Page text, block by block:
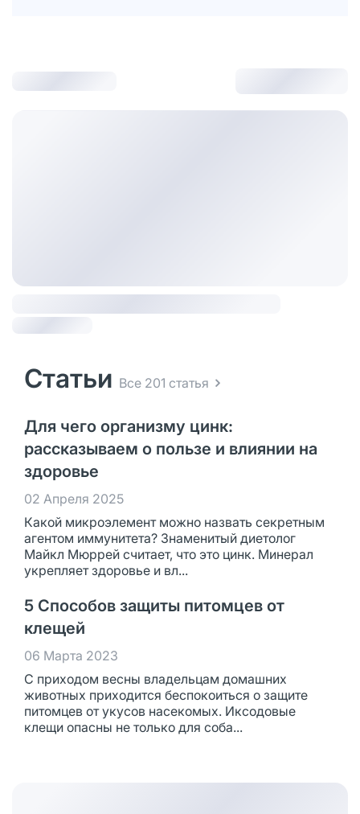
Статьи Все 201 статья
Для чего организму цинк:
рассказываем о пользе и влиянии на
здоровье
02 Апреля 2025
Какой микроэлемент можно назвать секретным
агентом иммунитета? Знаменитый диетолог
Майкл Мюррей считает, что это цинк. Минерал
укрепляет здоровье и вл...
5 Способов защиты питомцев от
клещей
06 Марта 2023
С приходом весны владельцам домашних
животных приходится беспокоиться о защите
питомцев от укусов насекомых. Иксодовые
клещи опасны не только для соба...